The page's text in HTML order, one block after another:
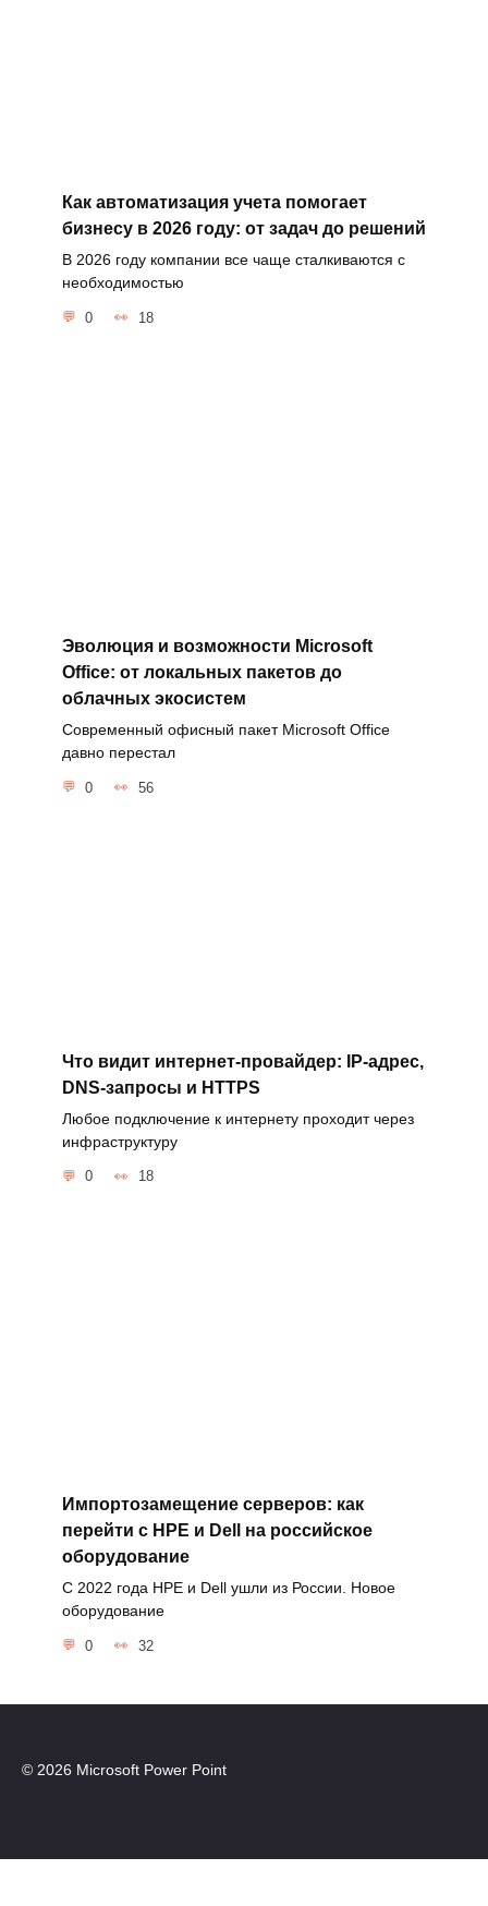
Как автоматизация учета помогает
бизнесу в 2026 году: от задач до решений
В 2026 году компании все чаще сталкиваются с
необходимостью
0 18
Эволюция и возможности Microsoft
Office: от локальных пакетов до
облачных экосистем
Современный офисный пакет Microsoft Office
давно перестал
0 56
Что видит интернет-провайдер: IP-адрес,
DNS-запросы и HTTPS
Любое подключение к интернету проходит через
инфраструктуру
0 18
Импортозамещение серверов: как
перейти с HPE и Dell на российское
оборудование
С 2022 года HPE и Dell ушли из России. Новое
оборудование
0 32
© 2026 Microsoft Power Point